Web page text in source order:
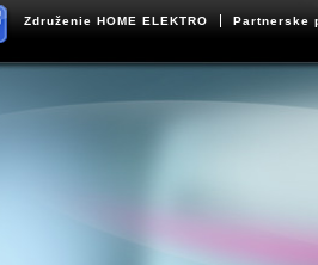
Združenie HOME ELEKTRO Partnerske